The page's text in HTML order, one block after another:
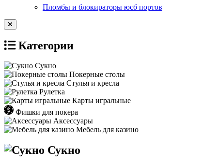
Пломбы и блокираторы юсб портов
Категории
Сукно
Покерные столы
Стулья и кресла
Рулетка
Карты игральные
Фишки для покера
Аксессуары
Мебель для казино
Сукно